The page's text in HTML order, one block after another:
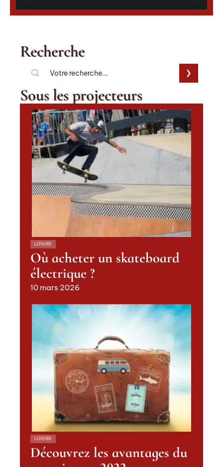
Recherche
Sous les projecteurs
LOISIRS
Où acheter un skateboard
électrique ?
10 mars 2026
LOISIRS
Découvrez les avantages du